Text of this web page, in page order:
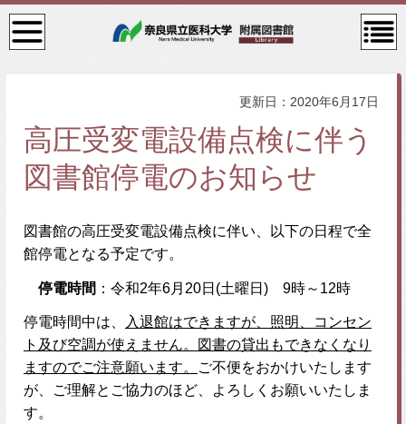
検
索・
メニ
コン
テン
ニュ
更新日：2020年6月17日
高圧受変電設備点検に伴う
図書館停電のお知らせ
図書館の高圧受変電設備点検に伴い、以下の日程で全
館停電となる予定です。
停電時間 ：令和2年6月20日(土曜日) 9時～12時
停電時間中は、
入退館はできますが、照明、コンセン
ト及び空調が使えません。図書の貸出もできなくなり
ますのでご注意願います。
ご不便をおかけいたします
が、ご理解とご協力のほど、よろしくお願いいたしま
す。